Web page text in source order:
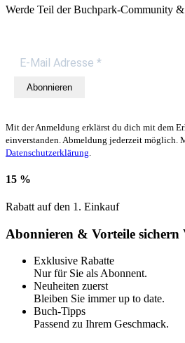
Werde Teil der Buchpark-Community
Abonnieren
Mit der Anmeldung erklärst du dich mit dem
einverstanden. Abmeldung jederzeit möglich.
Datenschutzerklärung
15 %
Rabatt auf den 1. Einkauf
Abonnieren & Vorteile sichern
Exklusive Rabatte
Nur für Sie als Abonnent.
Neuheiten zuerst
Bleiben Sie immer up to date.
Buch-Tipps
Passend zu Ihrem Geschmack.